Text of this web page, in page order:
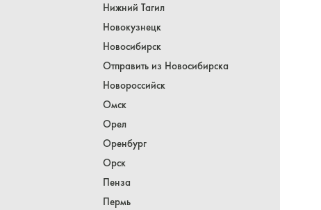
Нижний Тагил
Новокузнецк
Новосибирск
Отправить из Новосибирска
Новороссийск
Омск
Орел
Оренбург
Орск
Пенза
Пермь